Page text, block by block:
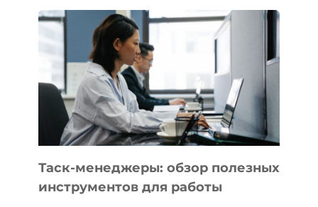
БИЗНЕСА:
КАКИЕ
3
ЗАДАЧИ
ЕМУ
МОЖНО
ПОРУЧИТЬ
УЖЕ
СЕГОДНЯ
Таск-менеджеры: обзор полезных
инструментов для работы